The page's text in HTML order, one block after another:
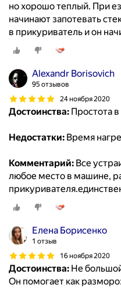
но хорошо теплый. При
начинают запотевать
в прикуриватель и он
Alexandr Borisovich
95 отзывов
24 ноября 2020
Достоинства: Простота
Недостатки: Время
Комментарий: Все
любое место в машине,
Елена Борисенко
1 отзыв
16 ноября 2020
Достоинства: Не
Он помогает как